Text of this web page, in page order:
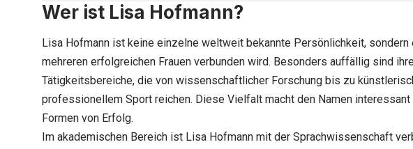
Wer ist Lisa Hofmann?
Lisa Hofmann ist keine einzelne weltweit bekannte Persönlichkeit, sondern
mehreren erfolgreichen Frauen verbunden wird. Besonders auffällig sind
Tätigkeitsbereiche, die von wissenschaftlicher Forschung bis zu
professionellem Sport reichen. Diese Vielfalt macht den Namen
Formen von Erfolg.
Im akademischen Bereich ist Lisa Hofmann mit der Sprachwissenschaft